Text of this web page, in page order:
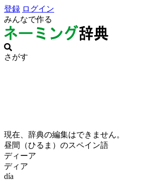
登録 ログイン
みんなで作る
さがす
現在、辞典の編集はできません。
昼間（ひるま）のスペイン語
ディーア
ディア
día